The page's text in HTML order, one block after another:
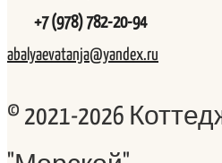
+7 (978) 782-20-94
abalyaevatanja@yandex.ru
© 2021-2026